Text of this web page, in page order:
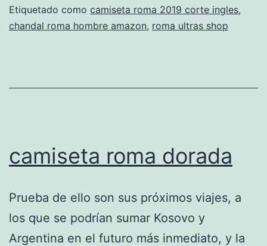
Etiquetado como camiseta roma 2019 corte ingles,
chandal roma hombre amazon, roma ultras shop
camiseta roma dorada
Prueba de ello son sus próximos viajes, a
los que se podrían sumar Kosovo y
Argentina en el futuro más inmediato, y la